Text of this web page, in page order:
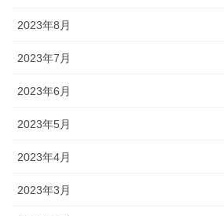
2023年8月
2023年7月
2023年6月
2023年5月
2023年4月
2023年3月